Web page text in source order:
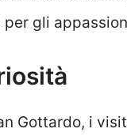
gli
Gottardo, i